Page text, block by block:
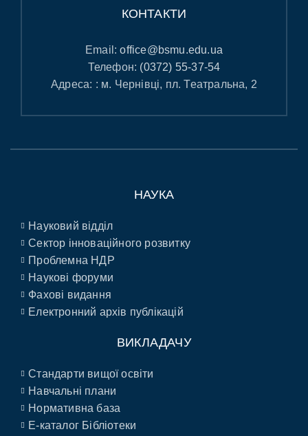
КОНТАКТИ
Email:office@bsmu.edu.ua
Телефон: (0372) 55-37-54
Адреса: : м. Чернівці, пл. Театральна, 2
НАУКА
Науковий відділ
Сектор інноваційного розвитку
Проблемна НДР
Наукові форуми
Фахові видання
Електронний архів публікацій
ВИКЛАДАЧУ
Стандарти вищої освіти
Навчальні плани
Нормативна база
E-каталог Бібліотеки